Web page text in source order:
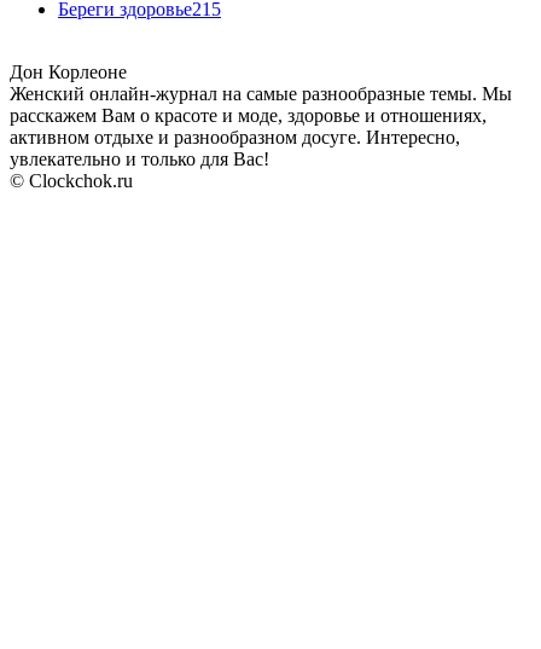
Береги здоровье215
Дон Корлеоне
Женский онлайн-журнал на самые разнообразные темы. Мы
расскажем Вам о красоте и моде, здоровье и отношениях,
активном отдыхе и разнообразном досуге. Интересно,
увлекательно и только для Вас!
© Clockchok.ru